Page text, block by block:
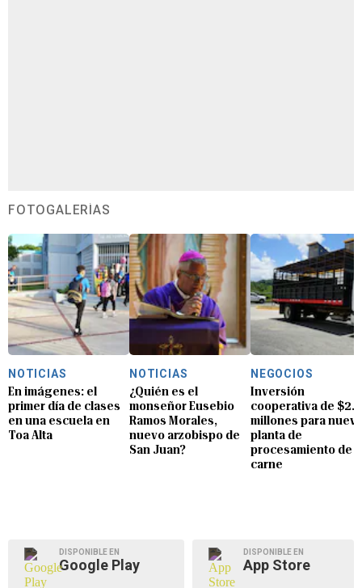
FOTOGALERÍAS
NOTICIAS
En imágenes: el
primer día de clases
en una escuela en
Toa Alta
NOTICIAS
¿Quién es el
monseñor Eusebio
Ramos Morales,
nuevo arzobispo de
San Juan?
NEGOCIOS
Inversión
cooperativa de $2.8
millones para nueva
planta de
procesamiento de
carne
DISPONIBLE EN
Google Play
DISPONIBLE EN
App Store